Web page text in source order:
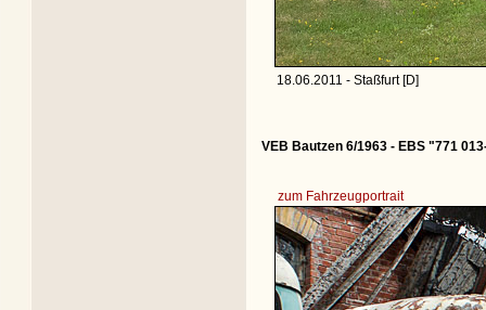
18.06.2011 - Staßfurt [D]
VEB Bautzen 6/1963 - EBS "771
zum Fahrzeugportrait